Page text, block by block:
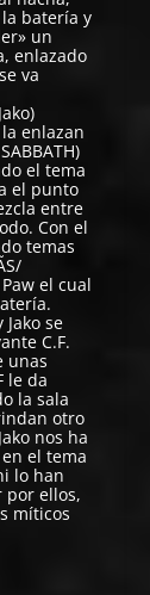
la batería y
un
enlazado
va
enlazan
el tema
el punto
entre
Con el
temas
el cual
Jako se
C.F.
unas
le da
la sala
otro
nos ha
el tema
lo han
por ellos,
míticos